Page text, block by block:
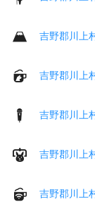
吉野郡川上
吉野郡川上
吉野郡川上
吉野郡川上
吉野郡川上